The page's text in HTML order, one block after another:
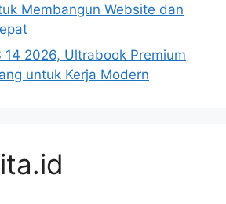
Membangun Website dan
14 2026, Ultrabook Premium
untuk Kerja Modern